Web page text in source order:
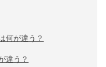
何が違う？
違う？